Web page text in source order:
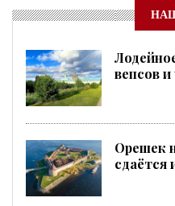
вепсов и
Орешек
сдаётся